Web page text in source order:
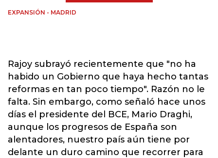
EXPANSIÓN - MADRID
Rajoy subrayó recientemente que "no ha
habido un Gobierno que haya hecho tantas
reformas en tan poco tiempo". Razón no le
falta. Sin embargo, como señaló hace unos
días el presidente del BCE, Mario Draghi,
aunque los progresos de España son
alentadores, nuestro país aún tiene por
delante un duro camino que recorrer para